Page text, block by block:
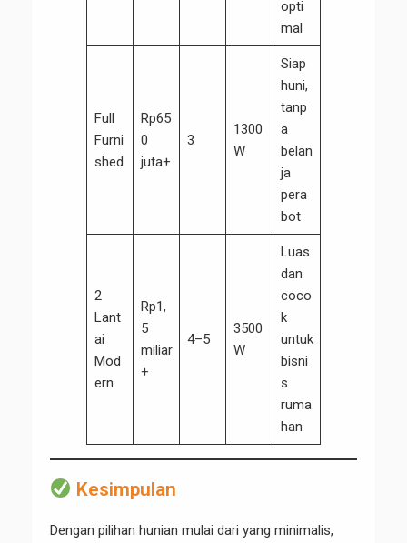
opti
mal
Full
Furni
shed
Rp65
0
juta+
3
1300
W
Siap
huni,
tanp
a
belan
ja
pera
bot
2
Lant
ai
Mod
ern
Rp1,
5
miliar
+
4–5
3500
W
Luas
dan
coco
k
untuk
bisni
s
ruma
han
Kesimpulan
Dengan pilihan hunian mulai dari yang minimalis,